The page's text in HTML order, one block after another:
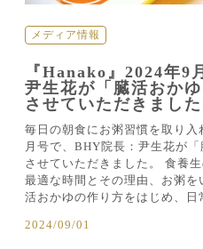
メディア情報
『Hanako』2024年9
尹生花が「臓活おか
させていただきました
毎日の朝食にお粥習慣を取り
月号で、BHY院長：尹生花が
させていただきました。 食養
最適な時間とその理由、お粥
活おかゆの作り方をはじめ、日
2024/09/01